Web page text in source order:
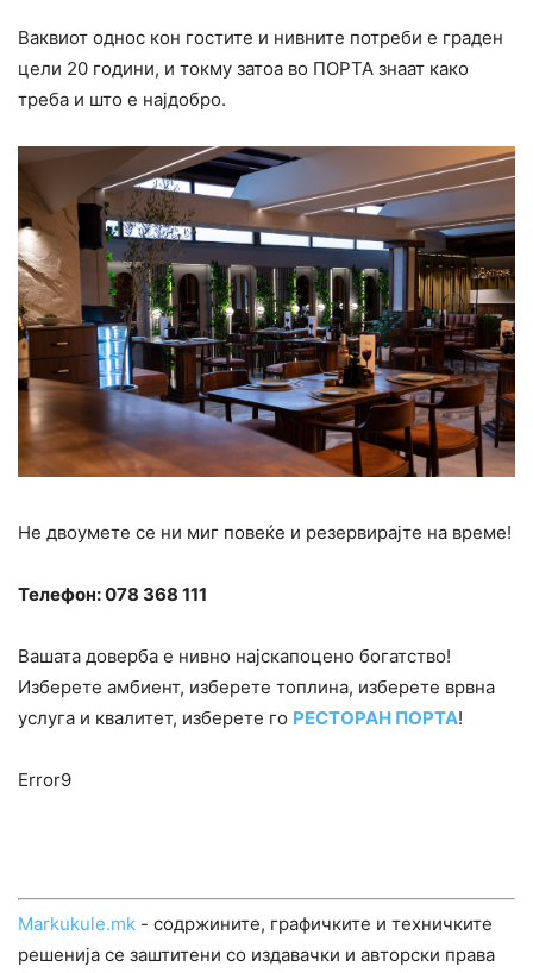
Ваквиот однос кон гостите и нивните потреби е граден
цели 20 години, и токму затоа во ПОРТА знаат како
треба и што е најдобро.
Не двоумете се ни миг повеќе и резервирајте на време!
Телефон: 078 368 111
Вашата доверба е нивно најскапоцено богатство!
Изберете амбиент, изберете топлина, изберете врвна
услуга и квалитет, изберете го РЕСТОРАН ПОРТА!
Error9
Markukule.mk - содржините, графичките и техничките
решенија се заштитени со издавачки и авторски права